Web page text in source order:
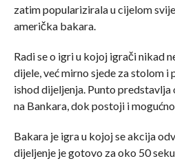
zatim popularizirala u cijelom
američka bakara.
Radi se o igri u kojoj igrači nikad
dijele, već mirno sjede za stolom
ishod dijeljenja. Punto predstavlja
na Bankara, dok postoji i
Bakara je igra u kojoj se akcija
dijeljenje je gotovo za oko 50